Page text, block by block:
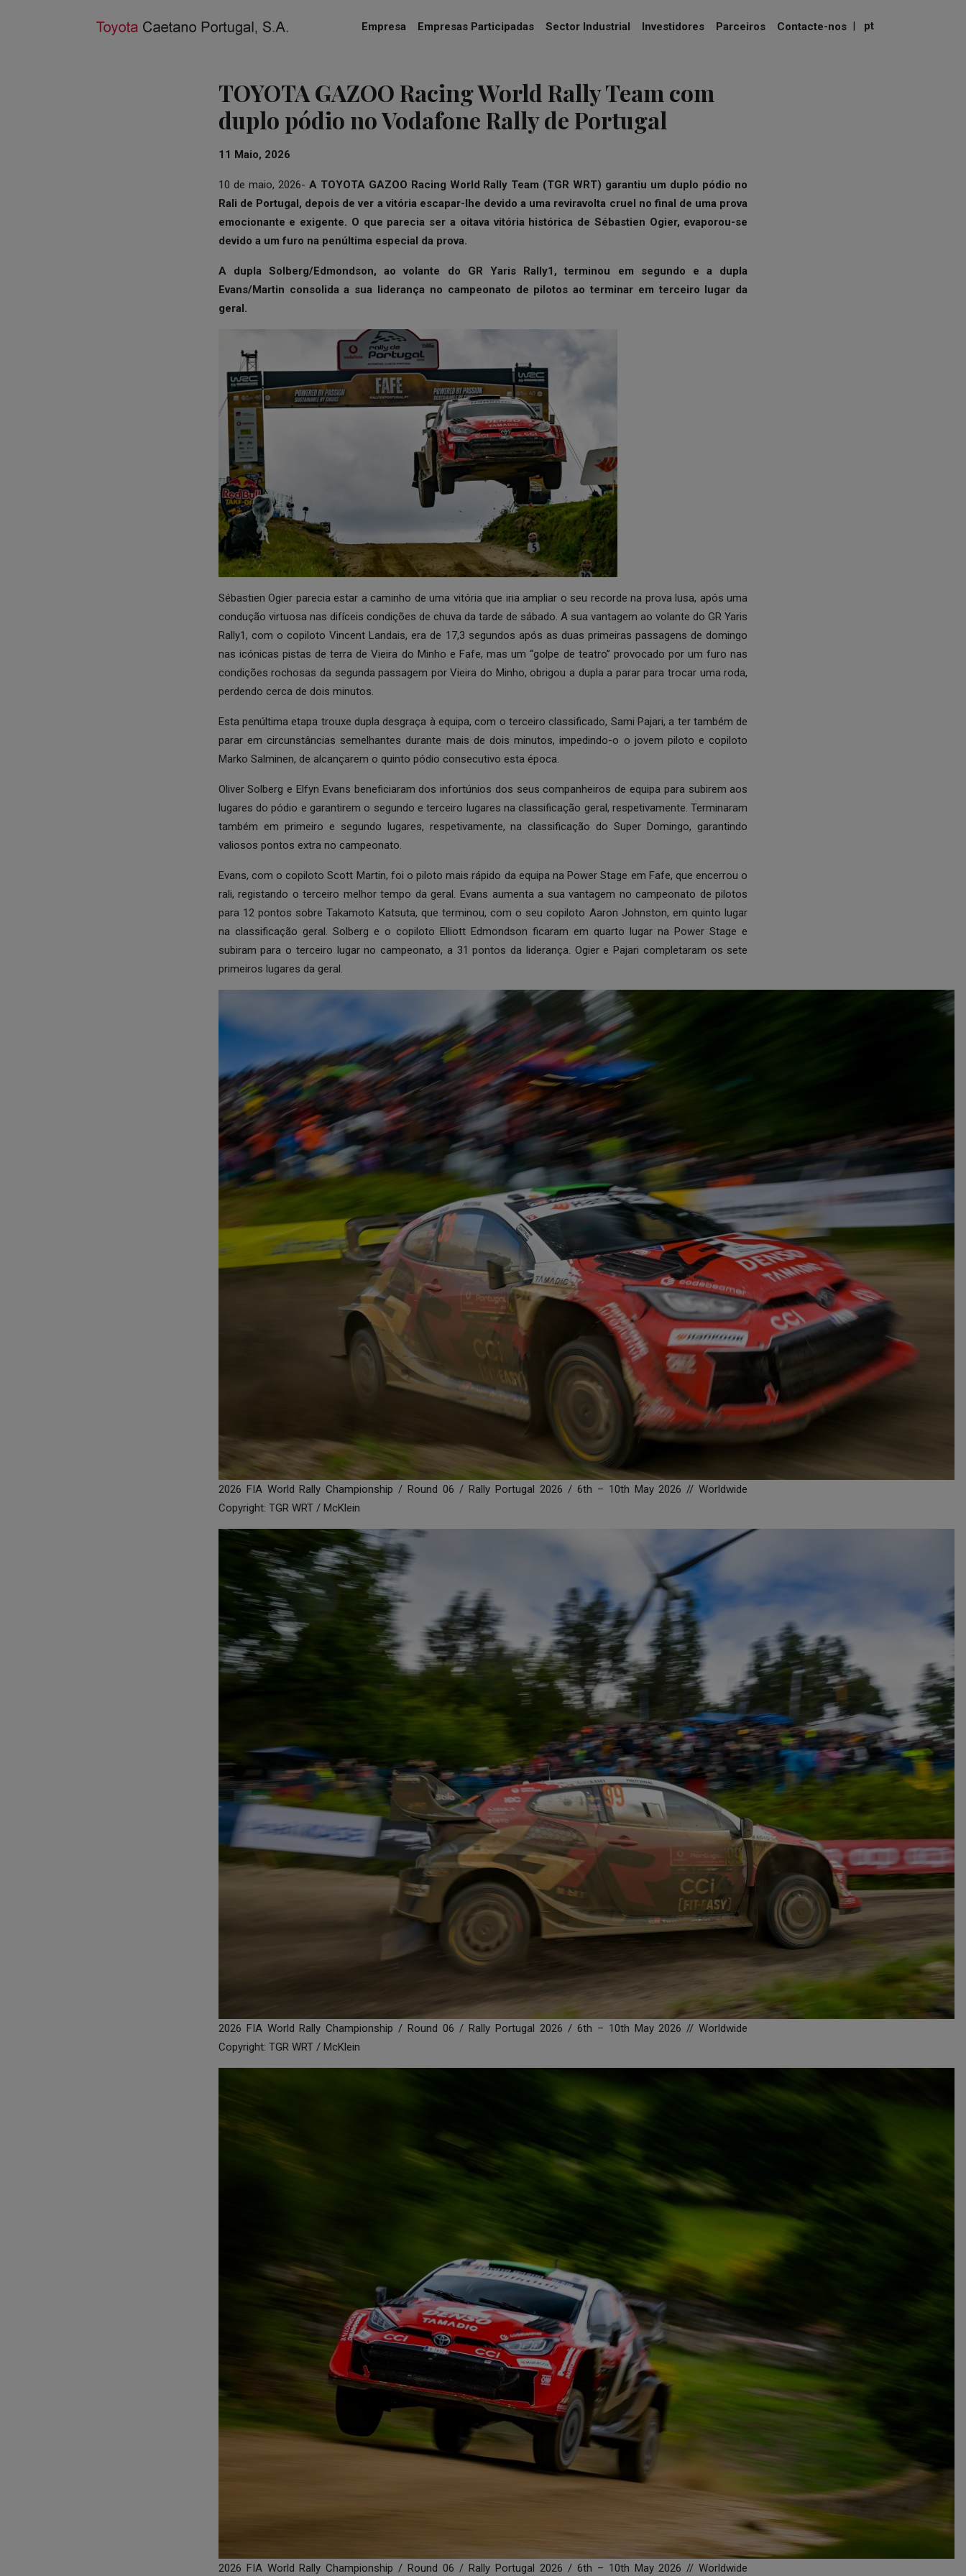
Empresa Empresas Participadas Sector Industrial Investidores Parceiros Contacte-nos | pt
TOYOTA GAZOO Racing World Rally Team com
duplo pódio no Vodafone Rally de Portugal
11 Maio, 2026
10 de maio, 2026- A TOYOTA GAZOO Racing World Rally Team (TGR WRT) garantiu um duplo pódio no
Rali de Portugal, depois de ver a vitória escapar-lhe devido a uma reviravolta cruel no final de uma prova
emocionante e exigente. O que parecia ser a oitava vitória histórica de Sébastien Ogier, evaporou-se
devido a um furo na penúltima especial da prova.
A dupla Solberg/Edmondson, ao volante do GR Yaris Rally1, terminou em segundo e a dupla
Evans/Martin consolida a sua liderança no campeonato de pilotos ao terminar em terceiro lugar da
geral.
Sébastien Ogier parecia estar a caminho de uma vitória que iria ampliar o seu recorde na prova lusa, após uma
condução virtuosa nas difíceis condições de chuva da tarde de sábado. A sua vantagem ao volante do GR Yaris
Rally1, com o copiloto Vincent Landais, era de 17,3 segundos após as duas primeiras passagens de domingo
nas icónicas pistas de terra de Vieira do Minho e Fafe, mas um “golpe de teatro” provocado por um furo nas
condições rochosas da segunda passagem por Vieira do Minho, obrigou a dupla a parar para trocar uma roda,
perdendo cerca de dois minutos.
Esta penúltima etapa trouxe dupla desgraça à equipa, com o terceiro classificado, Sami Pajari, a ter também de
parar em circunstâncias semelhantes durante mais de dois minutos, impedindo-o o jovem piloto e copiloto
Marko Salminen, de alcançarem o quinto pódio consecutivo esta época.
Oliver Solberg e Elfyn Evans beneficiaram dos infortúnios dos seus companheiros de equipa para subirem aos
lugares do pódio e garantirem o segundo e terceiro lugares na classificação geral, respetivamente. Terminaram
também em primeiro e segundo lugares, respetivamente, na classificação do Super Domingo, garantindo
valiosos pontos extra no campeonato.
Evans, com o copiloto Scott Martin, foi o piloto mais rápido da equipa na Power Stage em Fafe, que encerrou o
rali, registando o terceiro melhor tempo da geral. Evans aumenta a sua vantagem no campeonato de pilotos
para 12 pontos sobre Takamoto Katsuta, que terminou, com o seu copiloto Aaron Johnston, em quinto lugar
na classificação geral. Solberg e o copiloto Elliott Edmondson ficaram em quarto lugar na Power Stage e
subiram para o terceiro lugar no campeonato, a 31 pontos da liderança. Ogier e Pajari completaram os sete
primeiros lugares da geral.
2026 FIA World Rally Championship / Round 06 / Rally Portugal 2026 / 6th – 10th May 2026 // Worldwide
Copyright: TGR WRT / McKlein
2026 FIA World Rally Championship / Round 06 / Rally Portugal 2026 / 6th – 10th May 2026 // Worldwide
Copyright: TGR WRT / McKlein
2026 FIA World Rally Championship / Round 06 / Rally Portugal 2026 / 6th – 10th May 2026 // Worldwide